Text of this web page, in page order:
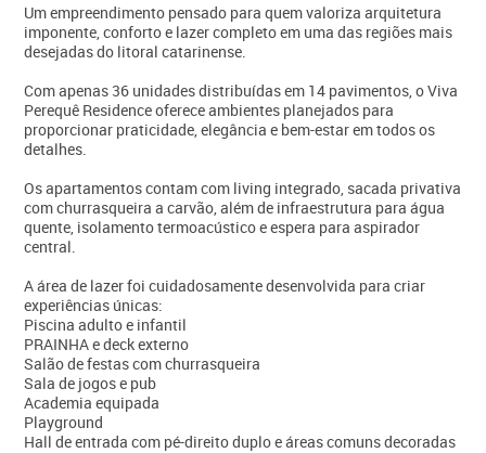
Um empreendimento pensado para quem valoriza arquitetura
imponente, conforto e lazer completo em uma das regiões mais
desejadas do litoral catarinense.
Com apenas 36 unidades distribuídas em 14 pavimentos, o Viva
Perequê Residence oferece ambientes planejados para
proporcionar praticidade, elegância e bem-estar em todos os
detalhes.
Os apartamentos contam com living integrado, sacada privativa
com churrasqueira a carvão, além de infraestrutura para água
quente, isolamento termoacústico e espera para aspirador
central.
A área de lazer foi cuidadosamente desenvolvida para criar
experiências únicas:
Piscina adulto e infantil
PRAINHA e deck externo
Salão de festas com churrasqueira
Sala de jogos e pub
Academia equipada
Playground
Hall de entrada com pé-direito duplo e áreas comuns decoradas